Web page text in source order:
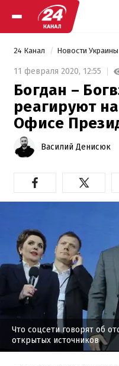
24 Канал Новости Украины
11 февраля 2020, 12:55
Богдан –
реагируют
Офисе
Василий Денисюк
Что соцсети говорят об
открытых источников